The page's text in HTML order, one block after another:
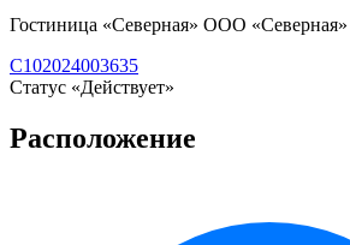
Гостиница «Северная» ООО «Северная»
С102024003635
Статус «Действует»
Расположение